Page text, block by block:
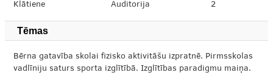
Klātiene Auditorija 2
Tēmas
Bērna gatavība skolai fizisko aktivitāšu izpratnē. Pirmsskolas
vadlīniju saturs sporta izglītībā. Izglītības paradigmu maiņa.